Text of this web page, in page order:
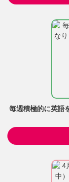
毎週積極的に英語